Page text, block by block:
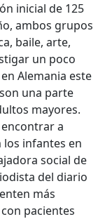
inicial de 125
ambos grupos
baile, arte,
un poco
Alemania este
una parte
mayores.
a
infantes en
social de
del diario
más
pacientes